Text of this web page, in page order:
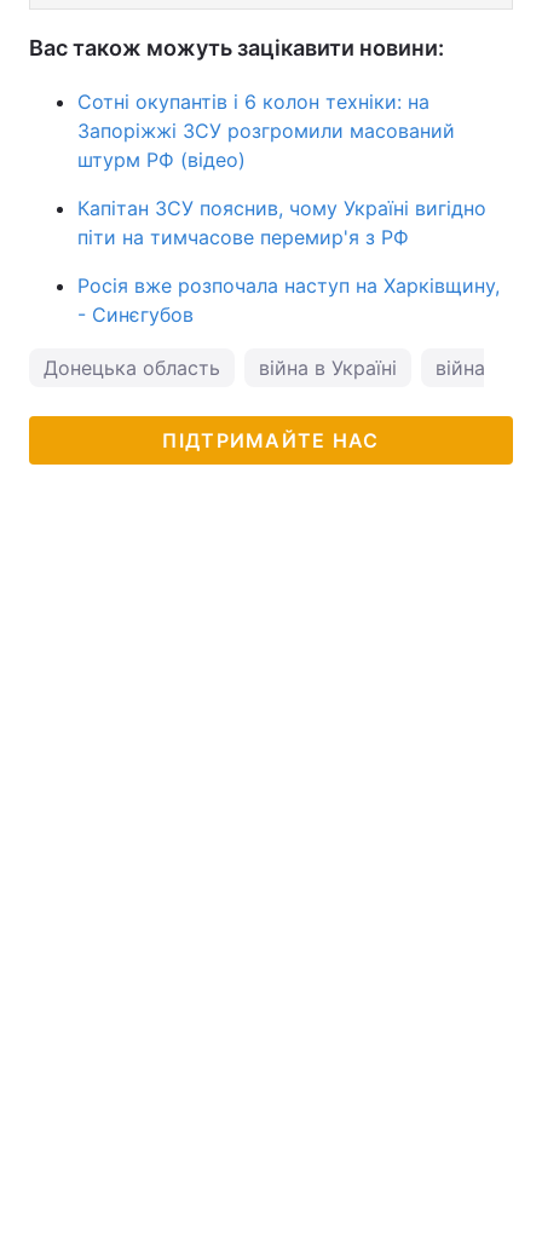
Вас також можуть зацікавити новини:
Сотні окупантів і 6 колон техніки: на
Запоріжжі ЗСУ розгромили масований
штурм РФ (відео)
Капітан ЗСУ пояснив, чому Україні вигідно
піти на тимчасове перемир'я з РФ
Росія вже розпочала наступ на Харківщину,
- Синєгубов
Донецька область війна в Україні війна з
ПІДТРИМАЙТЕ НАС